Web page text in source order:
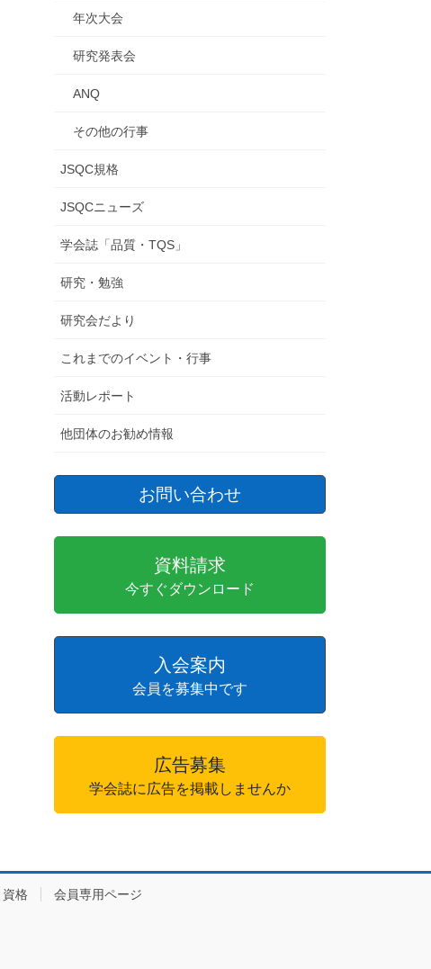
年次大会
研究発表会
ANQ
その他の行事
JSQC規格
JSQCニューズ
学会誌「品質・TQS」
研究・勉強
研究会だより
これまでのイベント・行事
活動レポート
他団体のお勧め情報
お問い合わせ
資料請求
今すぐダウンロード
入会案内
会員を募集中です
広告募集
学会誌に広告を掲載しませんか
資格 会員専用ページ